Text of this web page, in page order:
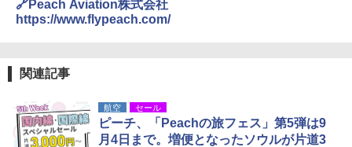
￥8,991
￥3,680
￥6,459
🔗Peach Aviation株式会社
https://www.flypeach.com/
関連記事
航空 セール
ピーチ、「Peachの旅フェス」第5弾は9
月4日まで。増便となったソウルが片道3